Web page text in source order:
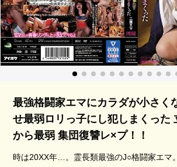
最強格闘家エマにカラダが小さく
せ最弱ロリっ子にし犯しまくった
から最弱 集団復讐レ×プ！！
時は20XX年…。霊長類最強のJ○格闘家エマ